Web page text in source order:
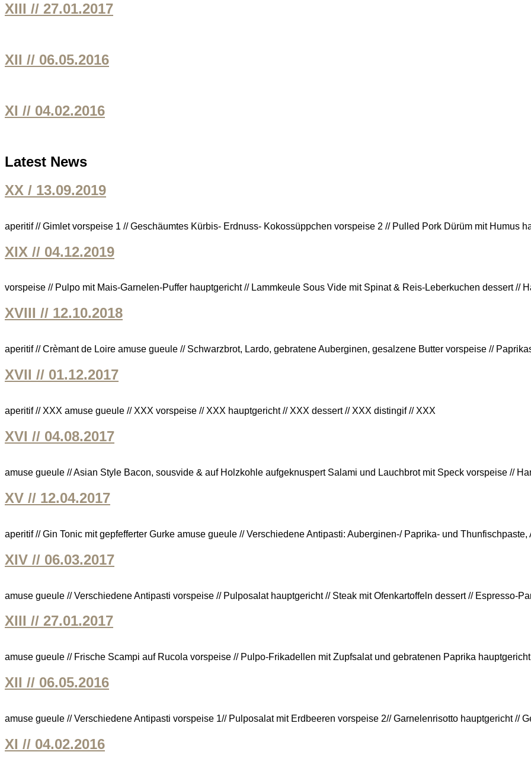
XIII // 27.01.2017
XII // 06.05.2016
XI // 04.02.2016
Latest News
XX / 13.09.2019
aperitif // Gimlet vorspeise 1 // Geschäumtes Kürbis- Erdnuss- Kokossüppchen vorspeise 2 // Pulled Pork Dürüm mit Humus
XIX // 04.12.2019
vorspeise // Pulpo mit Mais-Garnelen-Puffer hauptgericht // Lammkeule Sous Vide mit Spinat & Reis-Leberkuchen dessert //
XVIII // 12.10.2018
aperitif // Crèmant de Loire amuse gueule // Schwarzbrot, Lardo, gebratene Auberginen, gesalzene Butter vorspeise //
XVII // 01.12.2017
aperitif // XXX amuse gueule // XXX vorspeise // XXX hauptgericht // XXX dessert // XXX distingif // XXX
XVI // 04.08.2017
amuse gueule // Asian Style Bacon, sousvide & auf Holzkohle aufgeknuspert Salami und Lauchbrot mit Speck vorspeise //
XV // 12.04.2017
aperitif // Gin Tonic mit gepfefferter Gurke amuse gueule // Verschiedene Antipasti: Auberginen-/ Paprika- und Thunfischpaste,
XIV // 06.03.2017
amuse gueule // Verschiedene Antipasti vorspeise // Pulposalat hauptgericht // Steak mit Ofenkartoffeln dessert // Espresso-
XIII // 27.01.2017
amuse gueule // Frische Scampi auf Rucola vorspeise // Pulpo-Frikadellen mit Zupfsalat und gebratenen Paprika
XII // 06.05.2016
amuse gueule // Verschiedene Antipasti vorspeise 1// Pulposalat mit Erdbeeren vorspeise 2// Garnelenrisotto hauptgericht //
XI // 04.02.2016